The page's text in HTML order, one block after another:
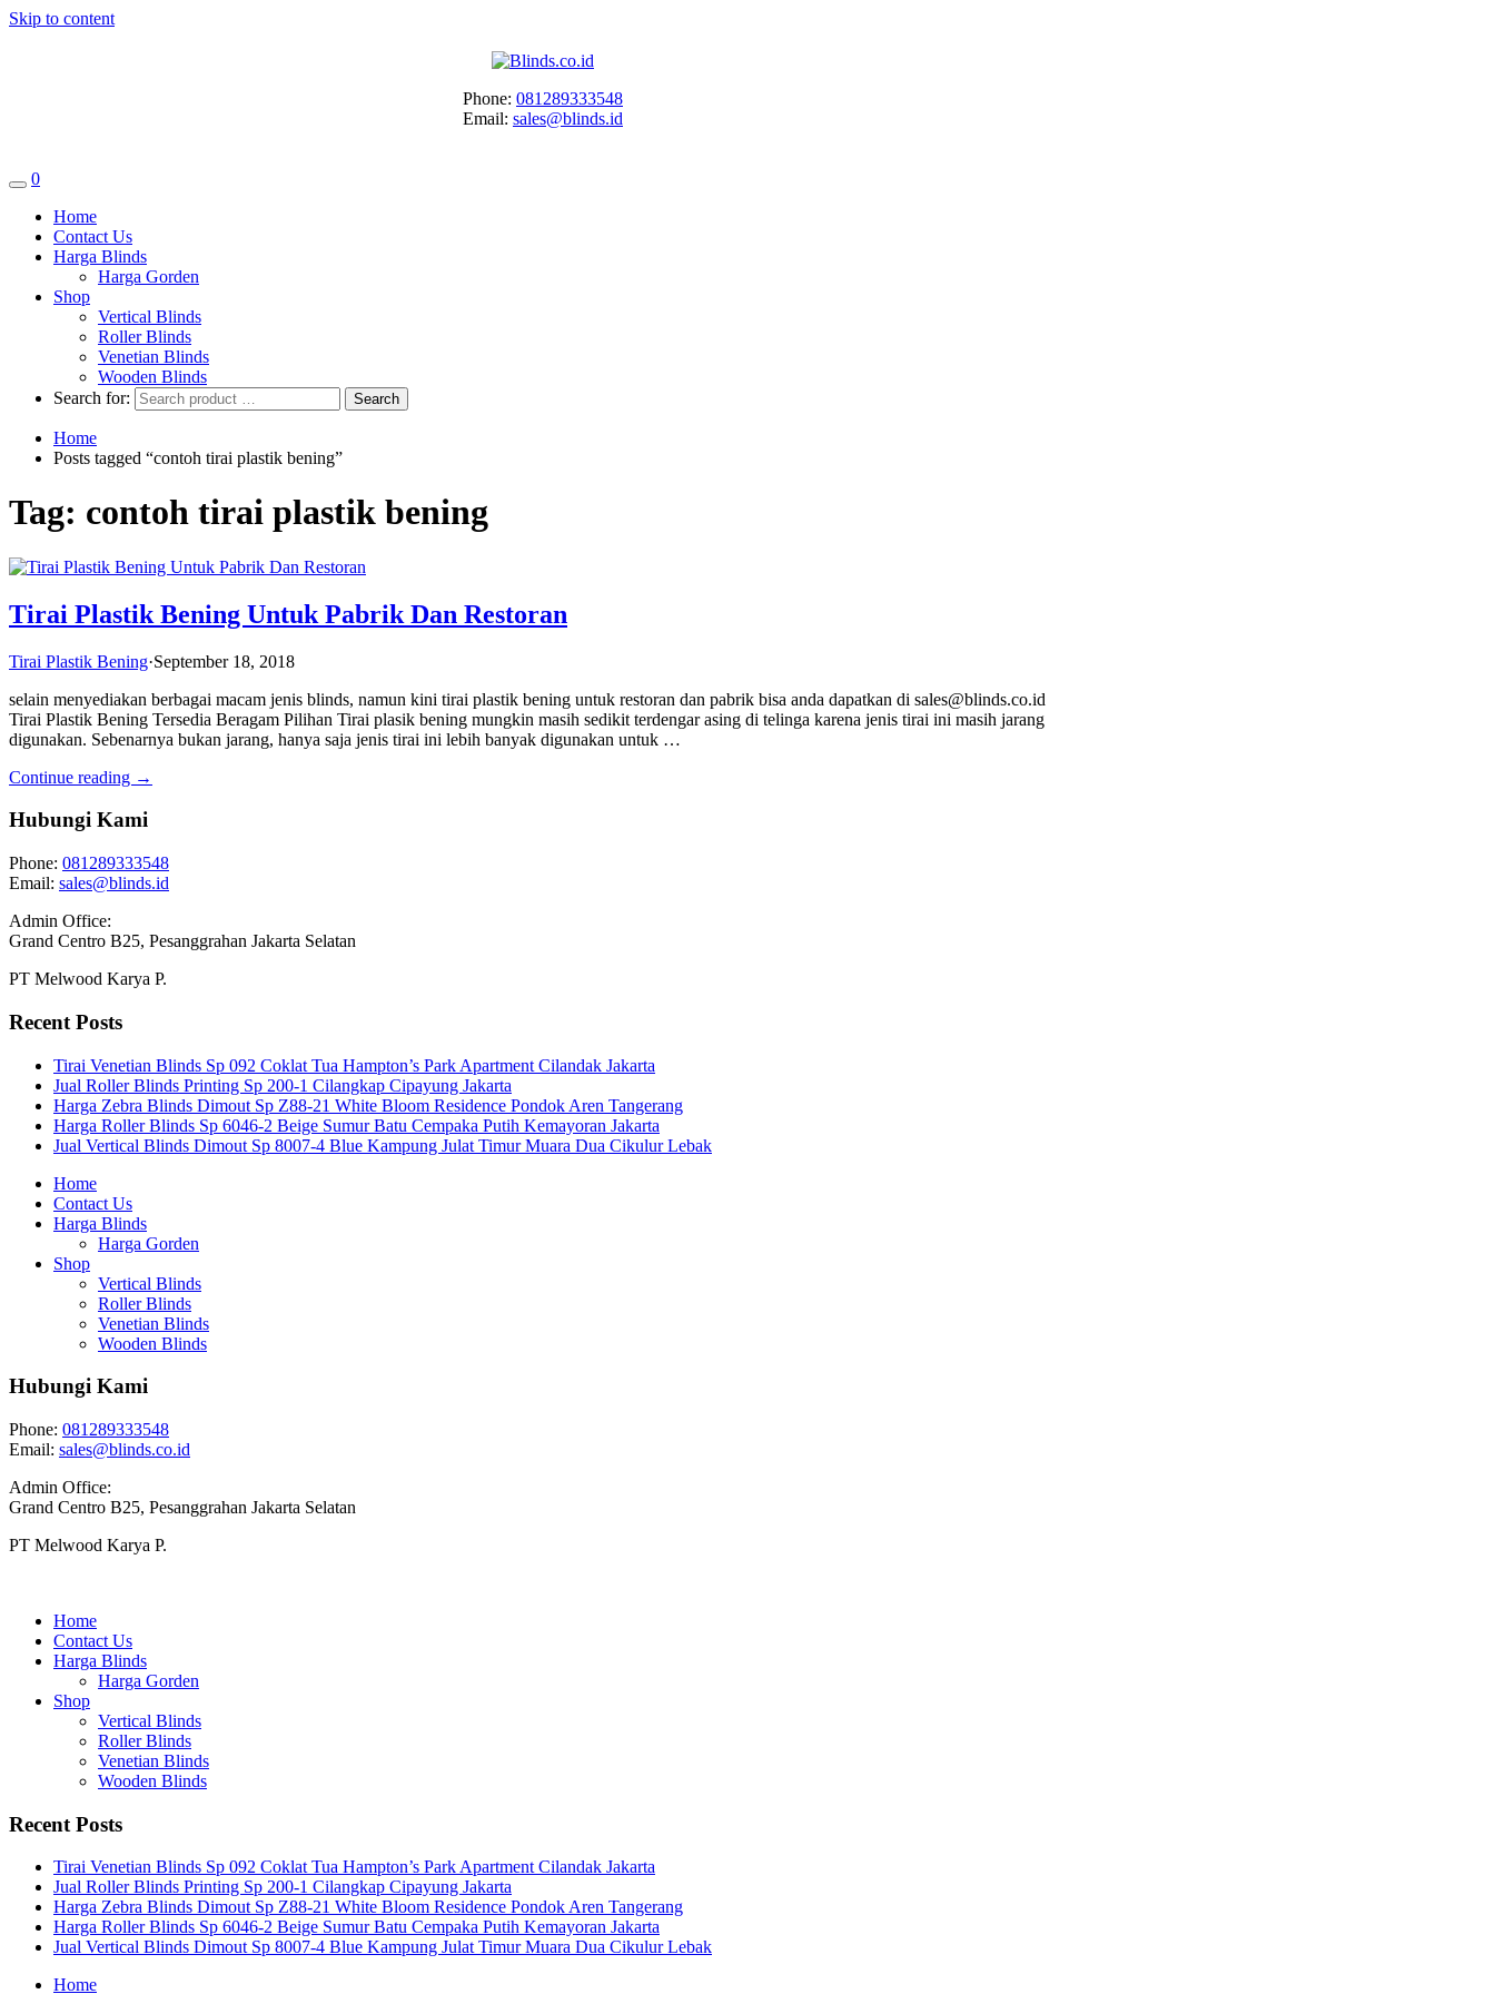
Skip to content
Phone: 081289333548
Email: sales@blinds.id
0
Home
Contact Us
Harga Blinds
Harga Gorden
Shop
Vertical Blinds
Roller Blinds
Venetian Blinds
Wooden Blinds
Search for:
Home
Posts tagged “contoh tirai plastik bening”
Tag: contoh tirai plastik bening
Tirai Plastik Bening Untuk Pabrik Dan Restoran
Tirai Plastik Bening·September 18, 2018
selain menyediakan berbagai macam jenis blinds, namun kini tirai plastik bening untuk restoran dan pabrik bisa anda dapatkan di sales@blinds.co.id
Tirai Plastik Bening Tersedia Beragam Pilihan Tirai plasik bening mungkin masih sedikit terdengar asing di telinga karena jenis tirai ini masih jarang
digunakan. Sebenarnya bukan jarang, hanya saja jenis tirai ini lebih banyak digunakan untuk …
Continue reading →
Hubungi Kami
Phone: 081289333548
Email: sales@blinds.id
Admin Office:
Grand Centro B25, Pesanggrahan Jakarta Selatan
PT Melwood Karya P.
Recent Posts
Tirai Venetian Blinds Sp 092 Coklat Tua Hampton’s Park Apartment Cilandak Jakarta
Jual Roller Blinds Printing Sp 200-1 Cilangkap Cipayung Jakarta
Harga Zebra Blinds Dimout Sp Z88-21 White Bloom Residence Pondok Aren Tangerang
Harga Roller Blinds Sp 6046-2 Beige Sumur Batu Cempaka Putih Kemayoran Jakarta
Jual Vertical Blinds Dimout Sp 8007-4 Blue Kampung Julat Timur Muara Dua Cikulur Lebak
Home
Contact Us
Harga Blinds
Harga Gorden
Shop
Vertical Blinds
Roller Blinds
Venetian Blinds
Wooden Blinds
Hubungi Kami
Phone: 081289333548
Email: sales@blinds.co.id
Admin Office:
Grand Centro B25, Pesanggrahan Jakarta Selatan
PT Melwood Karya P.
Home
Contact Us
Harga Blinds
Harga Gorden
Shop
Vertical Blinds
Roller Blinds
Venetian Blinds
Wooden Blinds
Recent Posts
Tirai Venetian Blinds Sp 092 Coklat Tua Hampton’s Park Apartment Cilandak Jakarta
Jual Roller Blinds Printing Sp 200-1 Cilangkap Cipayung Jakarta
Harga Zebra Blinds Dimout Sp Z88-21 White Bloom Residence Pondok Aren Tangerang
Harga Roller Blinds Sp 6046-2 Beige Sumur Batu Cempaka Putih Kemayoran Jakarta
Jual Vertical Blinds Dimout Sp 8007-4 Blue Kampung Julat Timur Muara Dua Cikulur Lebak
Home